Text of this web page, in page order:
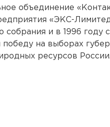
объединение
«ЭКС-
собрания и в 1996 году
на выборах
ресурсов